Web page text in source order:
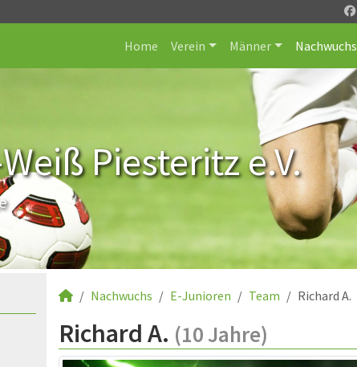
Home Verein Männer Nachwuchs
Piesteritz e.V.
Nachwuchs E-Junioren Team Richard A.
Richard A. (10 Jahre)